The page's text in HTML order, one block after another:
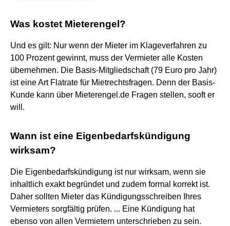
Was kostet Mieterengel?
Und es gilt: Nur wenn der Mieter im Klageverfahren zu
100 Prozent gewinnt, muss der Vermieter alle Kosten
übernehmen. Die Basis-Mitgliedschaft (79 Euro pro Jahr)
ist eine Art Flatrate für Mietrechtsfragen. Denn der Basis-
Kunde kann über Mieterengel.de Fragen stellen, sooft er
will.
Wann ist eine Eigenbedarfskündigung
wirksam?
Die Eigenbedarfskündigung ist nur wirksam, wenn sie
inhaltlich exakt begründet und zudem formal korrekt ist.
Daher sollten Mieter das Kündigungsschreiben Ihres
Vermieters sorgfältig prüfen. ... Eine Kündigung hat
ebenso von allen Vermietern unterschrieben zu sein.